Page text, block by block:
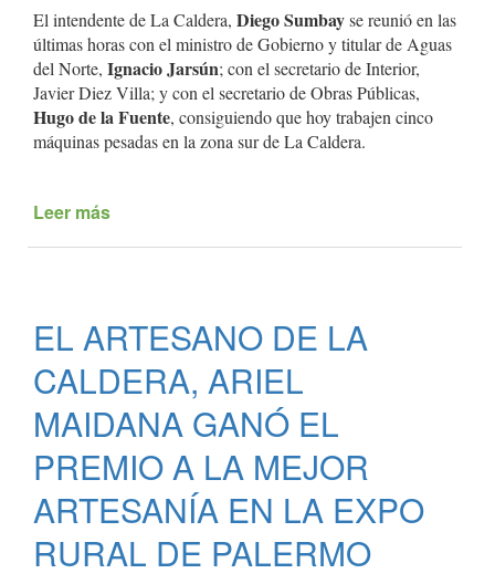
El intendente de La Caldera, Diego Sumbayse reunió en las
últimas horas con el ministro de Gobierno y titular de Aguas
del Norte, Ignacio Jarsún; con el secretario de Interior,
Javier Diez Villa; y con el secretario de Obras Públicas,
Hugo de la Fuente, consiguiendo que hoy trabajen cinco
máquinas pesadas en la zona sur de La Caldera.
Leer más
la
provincia
evaluaron
la
situación
ya
trabajan
5
máquinas
EL ARTESANO DE LA
CALDERA, ARIEL
MAIDANA GANÓ EL
PREMIO A LA MEJOR
ARTESANÍA EN LA EXPO
RURAL DE PALERMO